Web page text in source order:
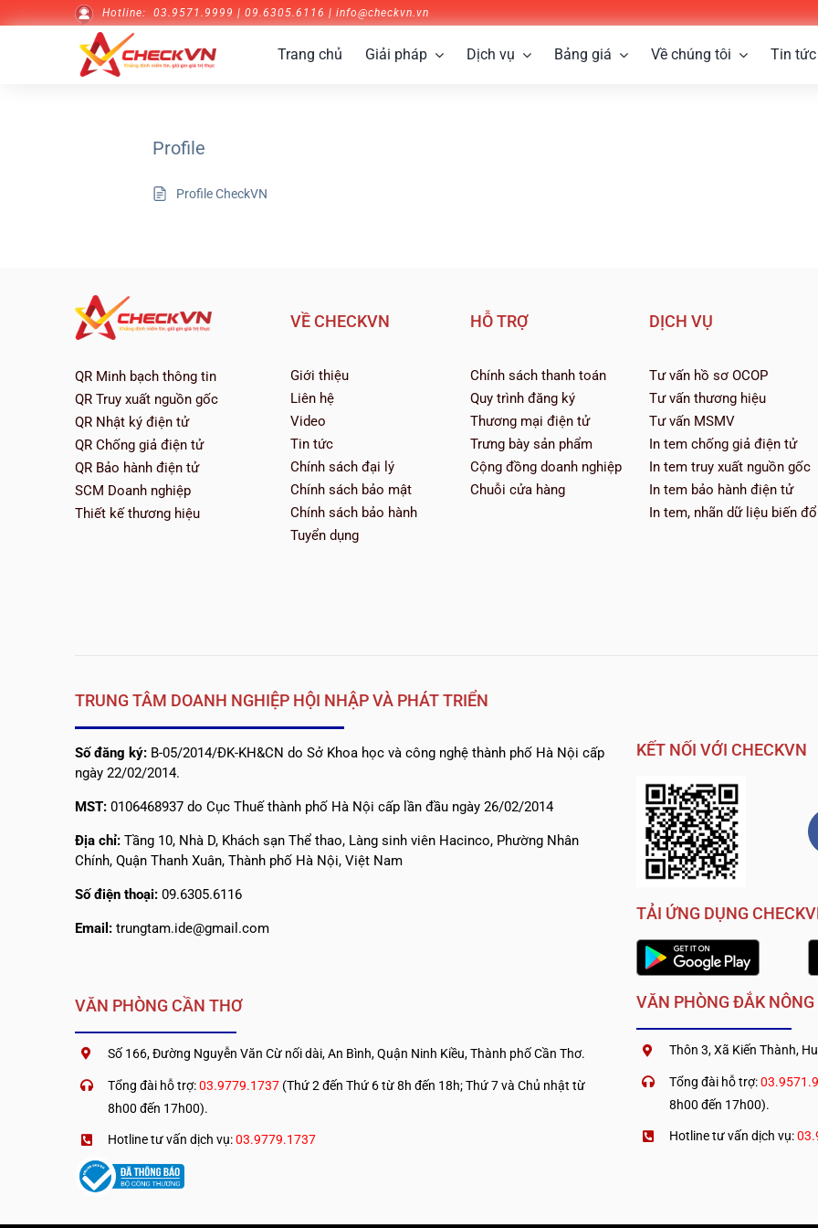
to
Hotline: 03.9571.9999 | 09.6305.6116 | info@checkvn.vn
Trang chủ Giải pháp Dịch vụ Bảng giá Về chúng tôi Tin tức
Profile
Profile CheckVN
QR Minh bạch thông tin
QR Truy xuất nguồn gốc
QR Nhật ký điện tử
QR Chống giả điện tử
QR Bảo hành điện tử
SCM Doanh nghiệp
Thiết kế thương hiệu
VỀ CHECKVN
Giới thiệu
Liên hệ
Video
Tin tức
Chính sách đại lý
Chính sách bảo mật
Chính sách bảo hành
Tuyển dụng
HỖ TRỢ
Chính sách thanh toán
Quy trình đăng ký
Thương mại điện tử
Trưng bày sản phẩm
Cộng đồng doanh nghiệp
Chuỗi cửa hàng
DỊCH VỤ
Tư vấn hồ sơ OCOP
Tư vấn thương hiệu
Tư vấn MSMV
In tem chống giả điện tử
In tem truy xuất nguồn gốc
In tem bảo hành điện tử
In tem, nhãn dữ liệu biến
TRUNG TÂM DOANH NGHIỆP HỘI NHẬP VÀ PHÁT TRIỂN
Số đăng ký: B-05/2014/ĐK-KH&CN do Sở Khoa học và công nghệ thành phố Hà Nội cấp
ngày 22/02/2014.
MST: 0106468937 do Cục Thuế thành phố Hà Nội cấp lần đầu ngày 26/02/2014
Địa chỉ: Tầng 10, Nhà D, Khách sạn Thể thao, Làng sinh viên Hacinco, Phường Nhân
Chính, Quận Thanh Xuân, Thành phố Hà Nội, Việt Nam
Số điện thoại: 09.6305.6116
Email: trungtam.ide@gmail.com
VĂN PHÒNG CẦN THƠ
Số 166, Đường Nguyễn Văn Cừ nối dài, An Bình, Quận Ninh Kiều, Thành phố Cần Thơ.
Tổng đài hỗ trợ:03.9779.1737 (Thứ 2 đến Thứ 6 từ 8h đến 18h; Thứ 7 và Chủ nhật từ
8h00 đến 17h00).
Hotline tư vấn dịch vụ:03.9779.1737
KẾT NỐI VỚI CHECKVN
TẢI ỨNG DỤNG
VĂN PHÒNG ĐẮK NÔNG
Thôn 3, Xã Kiến Thành,
Tổng đài hỗ trợ:
8h00 đến 17h00).
Hotline tư vấn dịch vụ: